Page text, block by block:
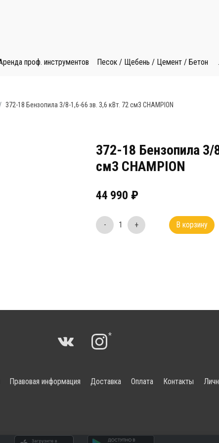
проф. инструментов Песок / Щебень / Цемент / Бетон
372-18 Бензопила 3/8-1,6-66 зв. 3,6 кВт. 72 см3 CHAMPION
372-18 Бензопила
см3 CHAMPION
44 990 ₽
- 1 + В корзину
*
Правовая информация Доставка Оплата Контакты